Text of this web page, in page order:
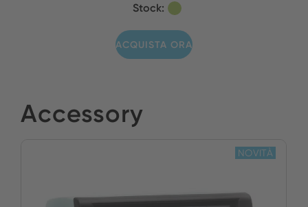
Stock:
ACQUISTA ORA
Accessory
NOVITÀ